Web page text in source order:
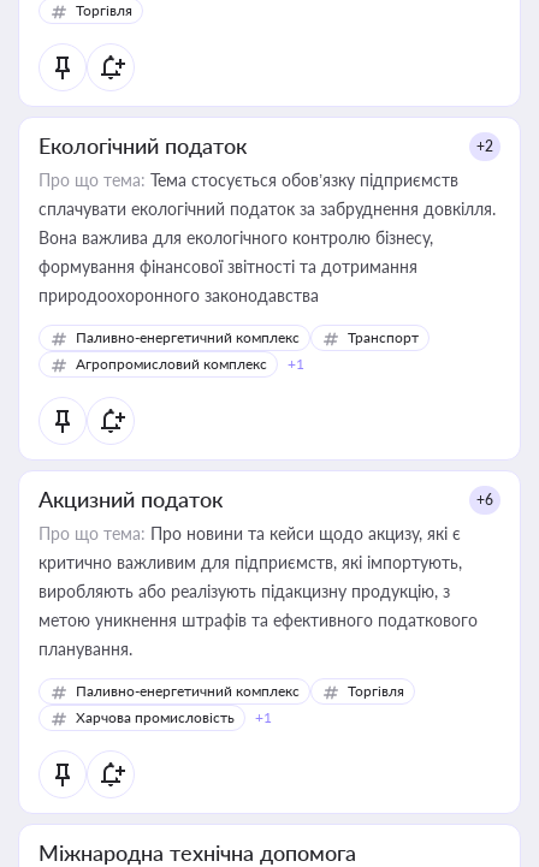
Торгівля
Екологічний податок +2
Про що тема: Тема стосується обов’язку підприємств
сплачувати екологічний податок за забруднення довкілля.
Вона важлива для екологічного контролю бізнесу,
формування фінансової звітності та дотримання
природоохоронного законодавства
Паливно-енергетичний комплекс
Транспорт
Агропромисловий комплекс
+1
Акцизний податок +6
Про що тема: Про новини та кейси щодо акцизу, які є
критично важливим для підприємств, які імпортують,
виробляють або реалізують підакцизну продукцію, з
метою уникнення штрафів та ефективного податкового
планування.
Паливно-енергетичний комплекс
Торгівля
Харчова промисловість
+1
Міжнародна технічна допомога